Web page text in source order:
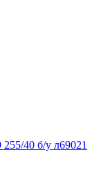
40 б/у л69021